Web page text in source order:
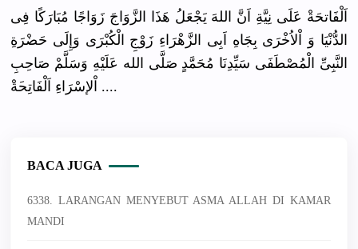
اَلْفَاتحَةْ عَلَى نِيَّةِ اَنَّ اللهَ يَجْعَلُ هَذَا الزَّوَاجَ زَوَاجًا مُبَارَكًا فِى
الدُّنْيَا وَ اْلاُخْرَى بِجَاهِ اَبِى الزَّهْرَاءِ زَوْجِ الْكُبْرَى وَإِلَى حَضْرَةِ
النَّبِىِّ الْمُصْطَفَى سَيِّدِنَا مُحَمَّدٍ صَلَّى الله عَلَيْهِ وَسَلَّمْ صَاحِبِ
اْلإسْرَاء ِ اَلْفَاتِح َةْ ....
BACA JUGA
6338. LARANGAN MENYEBUT ASMA ALLAH DI KAMAR
MANDI